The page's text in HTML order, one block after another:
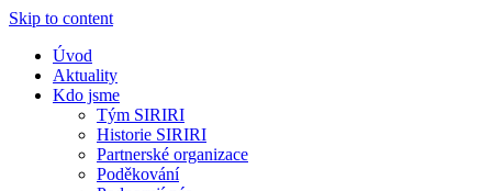
Skip to content
Úvod
Aktuality
Kdo jsme
Tým SIRIRI
Historie SIRIRI
Partnerské organizace
Poděkování